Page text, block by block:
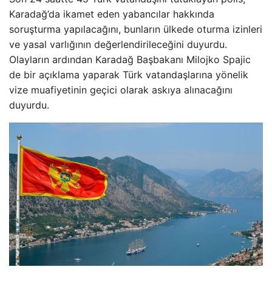
Karadağ’da ikamet eden yabancılar hakkında
soruşturma yapılacağını, bunların ülkede oturma izinleri
ve yasal varlığının değerlendirileceğini duyurdu.
Olayların ardından Karadağ Başbakanı Milojko Spajic
de bir açıklama yaparak Türk vatandaşlarına yönelik
vize muafiyetinin geçici olarak askıya alınacağını
duyurdu.